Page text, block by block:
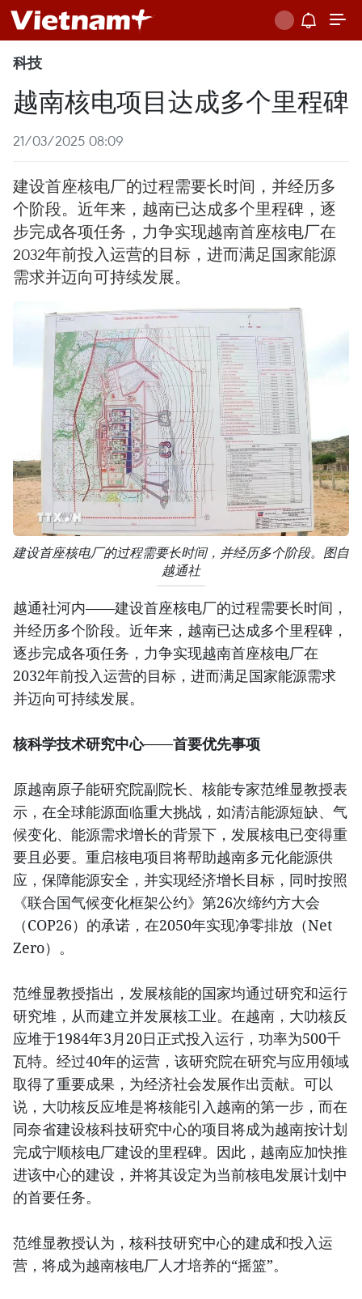
科技
越南核电项目达成多个里程碑
21/03/2025 08:09
建设首座核电厂的过程需要长时间，并经历多
个阶段。近年来，越南已达成多个里程碑，逐
步完成各项任务，力争实现越南首座核电厂在
2032年前投入运营的目标，进而满足国家能源
需求并迈向可持续发展。
建设首座核电厂的过程需要长时间，并经历多个阶段。图自
越通社
越通社河内——建设首座核电厂的过程需要长时间，
并经历多个阶段。近年来，越南已达成多个里程碑，
逐步完成各项任务，力争实现越南首座核电厂在
2032年前投入运营的目标，进而满足国家能源需求
并迈向可持续发展。
核科学技术研究中心——首要优先事项
原越南原子能研究院副院长、核能专家范维显教授表
示，在全球能源面临重大挑战，如清洁能源短缺、气
候变化、能源需求增长的背景下，发展核电已变得重
要且必要。重启核电项目将帮助越南多元化能源供
应，保障能源安全，并实现经济增长目标，同时按照
《联合国气候变化框架公约》第26次缔约方大会
（COP26）的承诺，在2050年实现净零排放（Net
Zero）。
范维显教授指出，发展核能的国家均通过研究和运行
研究堆，从而建立并发展核工业。在越南，大叻核反
应堆于1984年3月20日正式投入运行，功率为500千
瓦特。经过40年的运营，该研究院在研究与应用领域
取得了重要成果，为经济社会发展作出贡献。可以
说，大叻核反应堆是将核能引入越南的第一步，而在
同奈省建设核科技研究中心的项目将成为越南按计划
完成宁顺核电厂建设的里程碑。因此，越南应加快推
进该中心的建设，并将其设定为当前核电发展计划中
的首要任务。
范维显教授认为，核科技研究中心的建成和投入运
营，将成为越南核电厂人才培养的“摇篮”。